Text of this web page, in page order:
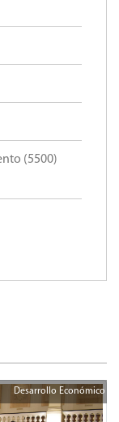
(5500)
Desarrollo Económico